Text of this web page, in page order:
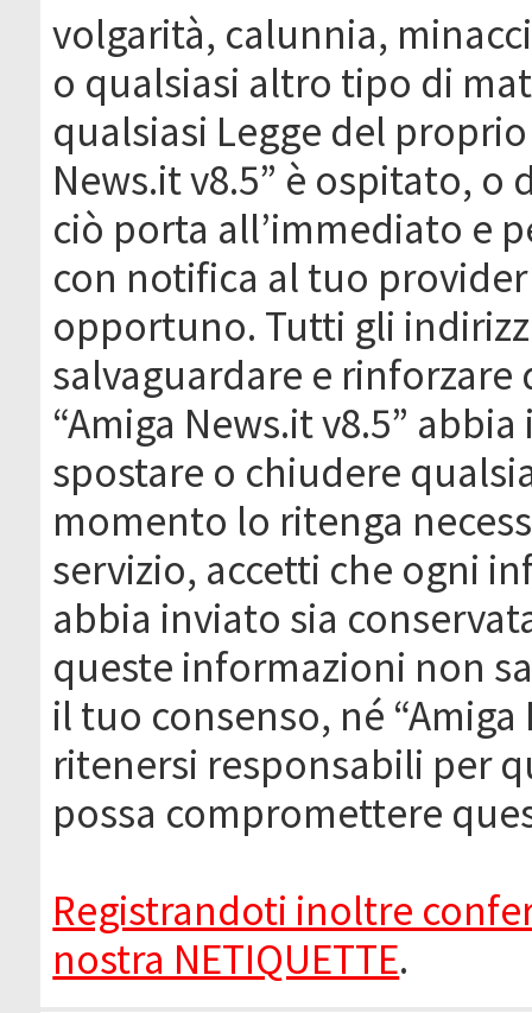
volgarità, calunnia,
o qualsiasi altro tipo di
qualsiasi Legge del
News.it v8.5” è ospitato, o
ciò porta all’immediato e
con notifica al tuo
opportuno. Tutti gli
salvaguardare e
“Amiga News.it v8.5”
spostare o chiudere
momento lo ritenga
servizio, accetti che ogni
abbia inviato sia
queste informazioni non
il tuo consenso, né
ritenersi responsabili per
possa compromettere
Registrandoti inoltre
nostra NETIQUETTE.